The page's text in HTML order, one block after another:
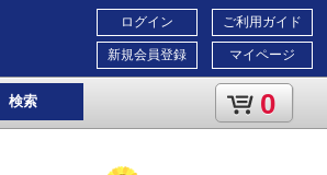
ご利用ガイド
マイページ
ログイン
新規会員登録
検索 0